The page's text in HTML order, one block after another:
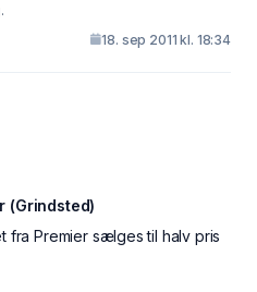
18. sep 2011 kl. 18:34
(Grindsted)
fra Premier sælges til halv pris